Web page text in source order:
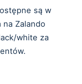
są w
Zalando
white za